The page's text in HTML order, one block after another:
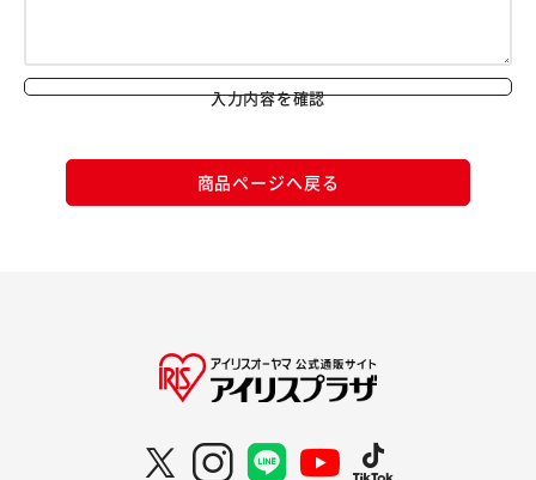
入力内容を確認
商品ページへ戻る